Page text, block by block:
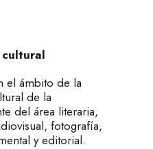
cultural
el ámbito de la
de la
del área literaria,
fotografía,
y editorial.